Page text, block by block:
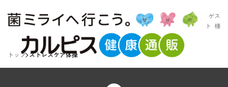
ゲス
ト 様
トップ ストレスケア体操